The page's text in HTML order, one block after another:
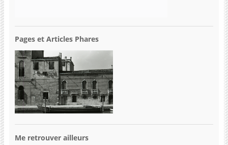
Pages et Articles Phares
Me retrouver ailleurs